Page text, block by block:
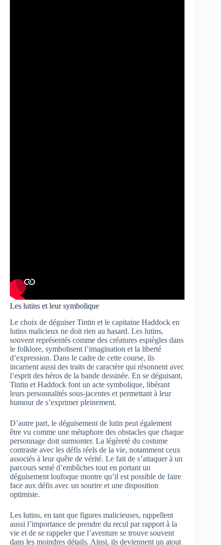
Les lutins et leur symbolique
Le choix de déguiser Tintin et le capitaine Haddock en
lutins malicieux ne doit rien au hasard. Les lutins,
souvent représentés comme des créatures espiègles dans
le folklore, symbolisent l’imagination et la liberté
d’expression. Dans le cadre de cette course, ils
incarnent aussi des traits de caractère qui résonnent avec
l’esprit des héros de la bande dessinée. En se déguisant,
Tintin et Haddock font un acte symbolique, libérant
leurs personnalités sous-jacentes et permettant à leur
humour de s’exprimer pleinement.
D’autre part, le déguisement de lutin peut également
être vu comme une métaphore des obstacles que chaque
personnage doit surmonter. La légèreté du costume
contraste avec les défis réels de la vie, notamment ceux
associés à leur quête de vérité. Le fait de s’attaquer à un
parcours semé d’embûches tout en portant un
déguisement loufoque montre qu’il est possible de faire
face aux défis avec un sourire et une disposition
optimiste.
Les lutins, en tant que figures malicieuses, rappellent
aussi l’importance de prendre du recul par rapport à la
vie et de se rappeler que l’aventure se trouve souvent
dans les moindres détails. Ainsi, ils deviennent un atout